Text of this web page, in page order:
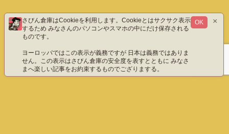
さびん倉庫はCookieを利用します。Cookieとはサクサク表示
するため みなさんのパソコンやスマホの中にだけ保存される
ものです。
ヨーロッパではこの表示が義務ですが 日本は義務ではありま
せん。この表示はさびん倉庫の安全度を表すとともに みなさ
まへ楽しい記事をお約束するものでござりまする。
OK ×